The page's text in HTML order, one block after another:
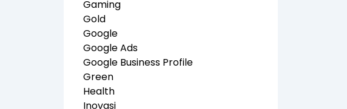
Gaming
Gold
Google
Google Ads
Google Business Profile
Green
Health
Inovasi